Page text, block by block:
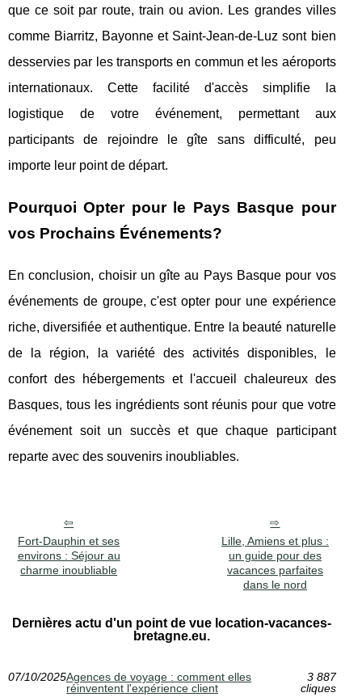
que ce soit par route, train ou avion. Les grandes villes
comme Biarritz, Bayonne et Saint-Jean-de-Luz sont bien
desservies par les transports en commun et les aéroports
internationaux. Cette facilité d'accès simplifie la
logistique de votre événement, permettant aux
participants de rejoindre le gîte sans difficulté, peu
importe leur point de départ.
Pourquoi Opter pour le Pays Basque pour
vos Prochains Événements?
En conclusion, choisir un gîte au Pays Basque pour vos
événements de groupe, c'est opter pour une expérience
riche, diversifiée et authentique. Entre la beauté naturelle
de la région, la variété des activités disponibles, le
confort des hébergements et l'accueil chaleureux des
Basques, tous les ingrédients sont réunis pour que votre
événement soit un succès et que chaque participant
reparte avec des souvenirs inoubliables.
Fort-Dauphin et ses
environs : Séjour au
charme inoubliable
Lille, Amiens et plus :
un guide pour des
vacances parfaites
dans le nord
Dernières actu d'un point de vue location-vacances-
bretagne.eu.
07/10/2025Agences de voyage : comment elles
réinventent l'expérience client
3 887
cliques